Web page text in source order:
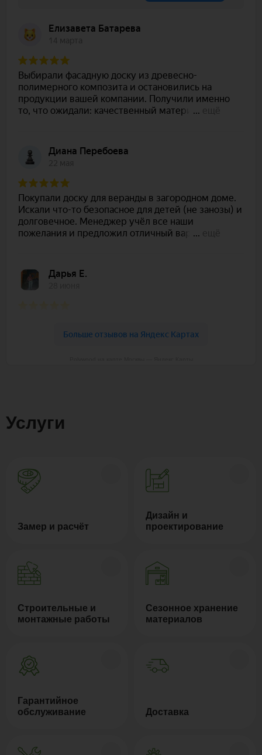
Услуги
Замер и расчёт
Дизайн и
проектирование
Строительные и
монтажные работы
Сезонное хранение
материалов
Гарантийное
обслуживание
Доставка